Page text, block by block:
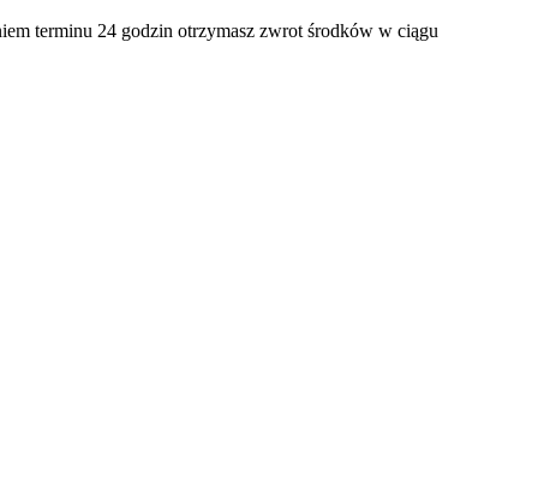
terminu 24 godzin otrzymasz zwrot środków w ciągu